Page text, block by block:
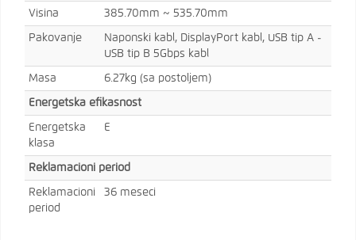
Visina 385.70mm ~ 535.70mm
Pakovanje
Naponski kabl, DisplayPort kabl, USB tip A -
USB tip B 5Gbps kabl
Masa 6.27kg (sa postoljem)
Energetska efikasnost
Energetska
klasa
E
Reklamacioni period
Reklamacioni
period
36 meseci